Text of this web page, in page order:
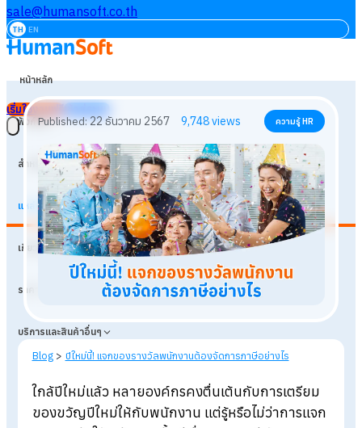
sale@humansoft.co.th
TH EN
หน้าหลัก
ฟังก์ชัน
สำหรับธุรกิจ
แหล่งเรียนรู้
เกี่ยวกับเรา
ราคา
บริการและสินค้าอื่นๆ
เริ่มใช้งานฟรี
Published:22 ธันวาคม 2567 9,748views